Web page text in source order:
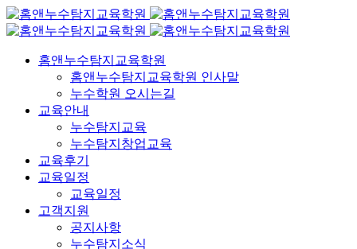
홈앤누수탐지교육학원
홈앤누수탐지교육학원 인사말
누수학원 오시는길
교육안내
누수탐지교육
누수탐지창업교육
교육후기
교육일정
교육일정
고객지원
공지사항
누수탐지소식